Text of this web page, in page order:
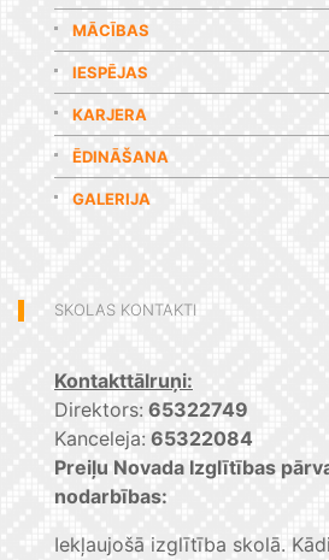
MĀCĪBAS
IESPĒJAS
KARJERA
ĒDINĀŠANA
GALERIJA
SKOLAS KONTAKTI
Kontakttālruņi:
Direktors: 65322749
Kanceleja: 65322084
Preiļu Novada Izglītības
nodarbības:
Iekļaujošā izglītība skolā.